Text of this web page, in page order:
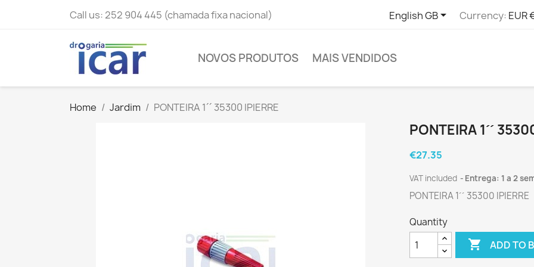
Call us: 252 904 445 (chamada fixa nacional) English GB Currency: EUR
NOVOS PRODUTOS MAIS VENDIDOS
Home Jardim PONTEIRA 1´´ 35300 IPIERRE
PONTEIRA 1´´
€27.35
VAT included Entrega: 1 a 2
PONTEIRA 1´´ 35300 IPIERRE
Quantity
 ADD TO